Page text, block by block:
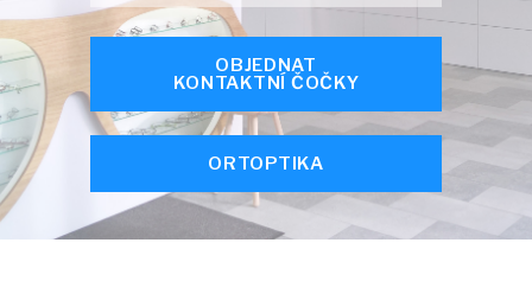
OBJEDNAT
KONTAKTNÍ ČOČKY
ORTOPTIKA